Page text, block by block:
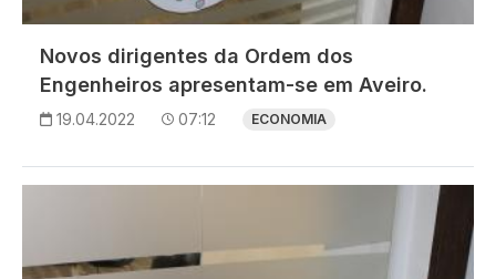
Novos dirigentes da Ordem dos
Engenheiros apresentam-se em Aveiro.
19.04.2022 07:12 ECONOMIA